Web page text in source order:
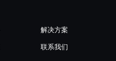
解决方案
联系我们